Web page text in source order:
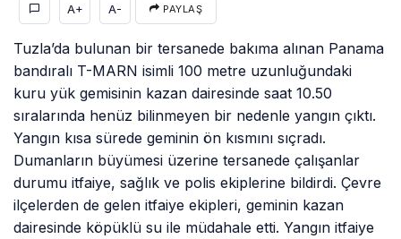
A+ A- PAYLAŞ
Tuzla’da bulunan bir tersanede bakıma alınan Panama
bandıralı T-MARN isimli 100 metre uzunluğundaki
kuru yük gemisinin kazan dairesinde saat 10.50
sıralarında henüz bilinmeyen bir nedenle yangın çıktı.
Yangın kısa sürede geminin ön kısmını sıçradı.
Dumanların büyümesi üzerine tersanede çalışanlar
durumu itfaiye, sağlık ve polis ekiplerine bildirdi. Çevre
ilçelerden de gelen itfaiye ekipleri, geminin kazan
dairesinde köpüklü su ile müdahale etti. Yangın itfaiye